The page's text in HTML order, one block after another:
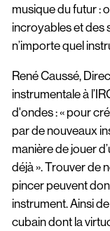
musique du futur :
incroyables et des
n’importe quel
René Caussé,
instrumentale à
d'ondes : « pour
par de nouveaux
manière de jouer
déjà ». Trouver de
pincer peuvent
instrument. Ainsi
cubain dont la